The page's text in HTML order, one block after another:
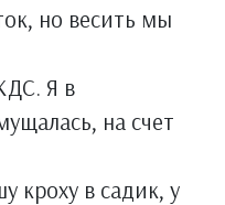
но весить мы
Я в
на счет
кроху в садик, у